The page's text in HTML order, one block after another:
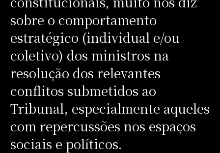
sobre o comportamento
estratégico (individual e/ou
coletivo) dos ministros na
resolução dos relevantes
conflitos submetidos ao
Tribunal, especialmente aqueles
com repercussões nos espaços
sociais e políticos.